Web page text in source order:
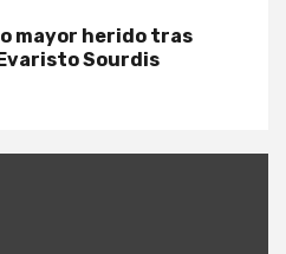
mayor herido tras
Sourdis